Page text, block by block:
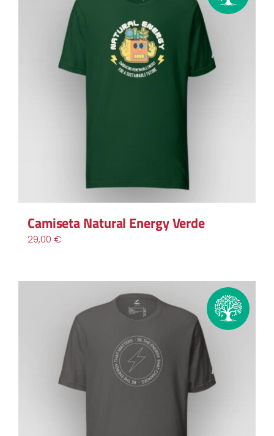
Camiseta Natural Energy Verde
29,00 €